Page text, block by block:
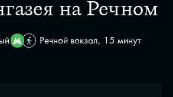
на Речном
Речной вокзал, 15 минут